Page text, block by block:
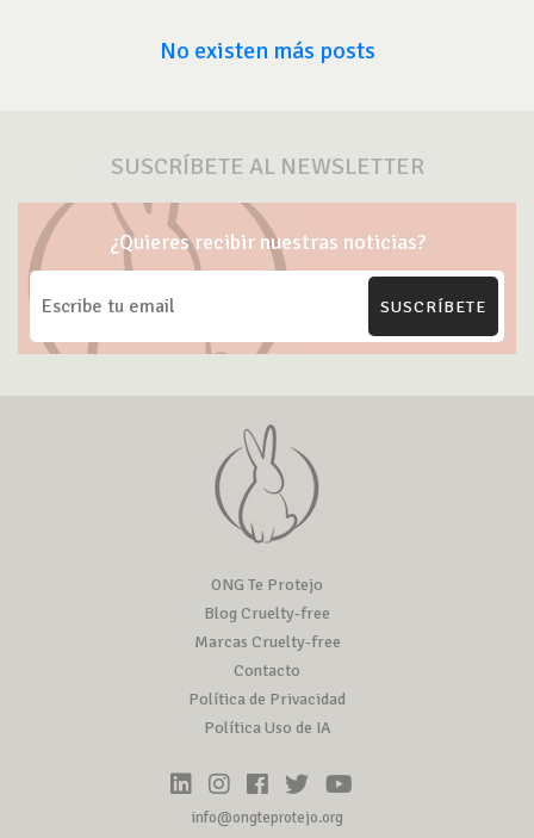
No existen más posts
SUSCRÍBETE AL NEWSLETTER
¿Quieres recibir nuestras noticias?
SUSCRÍBETE
ONG Te Protejo
Blog Cruelty-free
Marcas Cruelty-free
Contacto
Política de Privacidad
Política Uso de IA
info@ongteprotejo.org